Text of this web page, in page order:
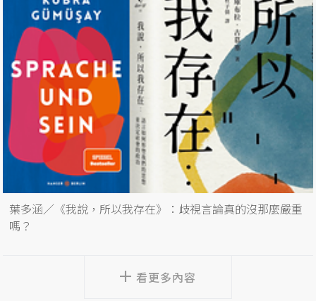
葉多涵／《我說，所以我存在》：歧視言論真的沒那麼嚴重
嗎？
看更多內容